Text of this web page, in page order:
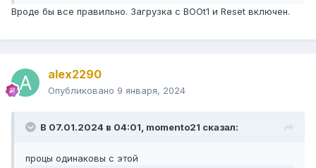
Вроде бы все правильно. Загрузка с BOOt1 и Reset включен.
alex2290
Опубликовано 9 января, 2024
В 07.01.2024 в 04:01, momento21 сказал:
процы одинаковы с этой